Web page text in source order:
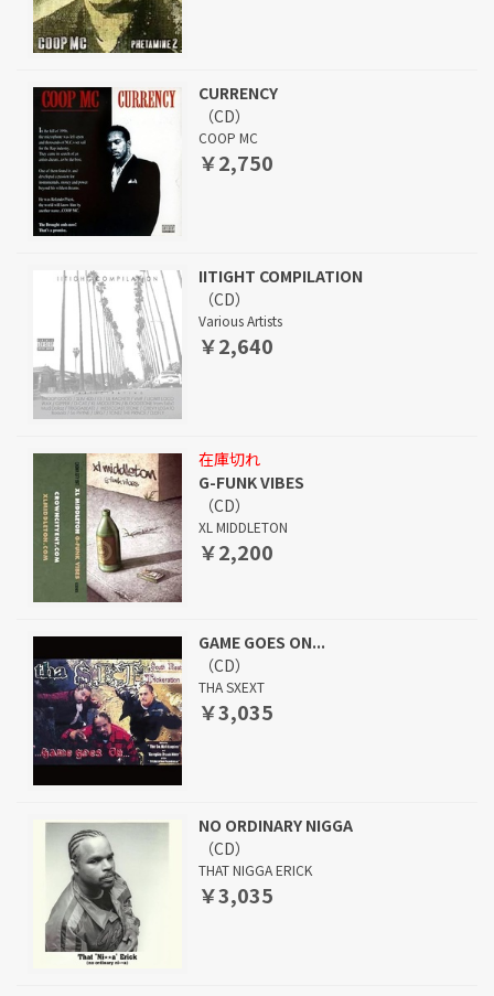
CURRENCY
（CD）
COOP MC
￥2,750
IITIGHT COMPILATION
（CD）
Various Artists
￥2,640
在庫切れ
G-FUNK VIBES
（CD）
XL MIDDLETON
￥2,200
GAME GOES ON...
（CD）
THA SXEXT
￥3,035
NO ORDINARY NIGGA
（CD）
THAT NIGGA ERICK
￥3,035